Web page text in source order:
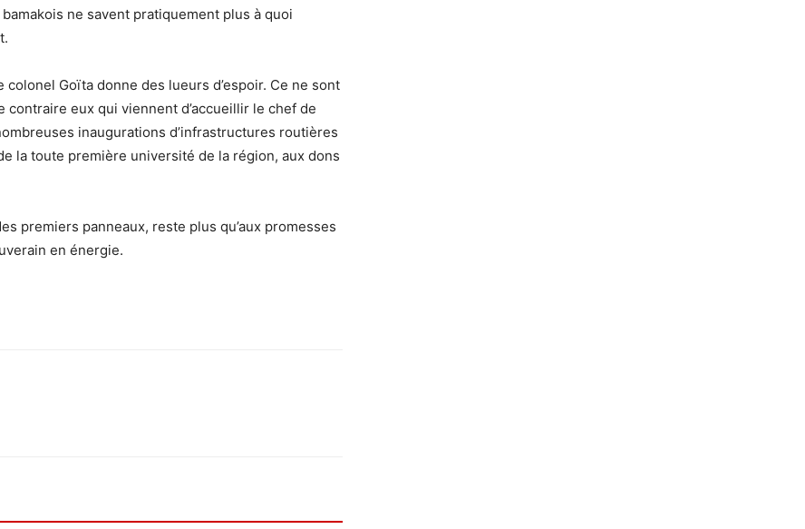
ne savent pratiquement plus à quoi
Goïta donne des lueurs d’espoir. Ce ne sont
eux qui viennent d’accueillir le chef de
inaugurations d’infrastructures routières
la toute première université de la région, aux dons
premiers panneaux, reste plus qu’aux promesses
en énergie.